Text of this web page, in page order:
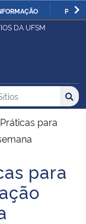
DA UFSM
nos Sítios
para
para